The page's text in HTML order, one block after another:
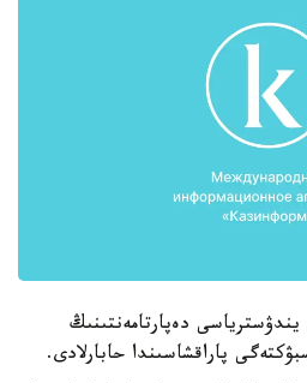
دەپارتامەنتىنىڭ
پاراقشاسىندا حابارلادى.